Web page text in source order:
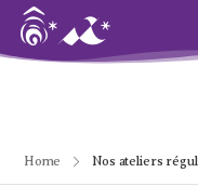
Home Nos ateliers